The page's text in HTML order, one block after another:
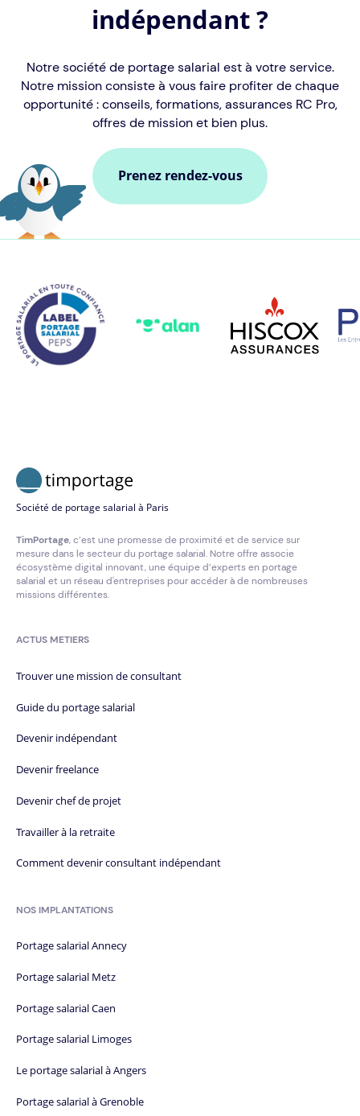
indépendant ?
Notre société de portage salarial est à votre service.
Notre mission consiste à vous faire profiter de chaque
opportunité : conseils, formations, assurances RC Pro,
offres de mission et bien plus.
Prenez rendez-vous
Société de portage salarial à Paris
TimPortage, c’est une promesse de proximité et de service sur
mesure dans le secteur du portage salarial. Notre offre associe
écosystème digital innovant, une équipe d’experts en portage
salarial et un réseau d'entreprises pour accéder à de nombreuses
missions différentes.
ACTUS METIERS
Trouver une mission de consultant
Guide du portage salarial
Devenir indépendant
Devenir freelance
Devenir chef de projet
Travailler à la retraite
Comment devenir consultant indépendant
NOS IMPLANTATIONS
Portage salarial Annecy
Portage salarial Metz
Portage salarial Caen
Portage salarial Limoges
Le portage salarial à Angers
Portage salarial à Grenoble